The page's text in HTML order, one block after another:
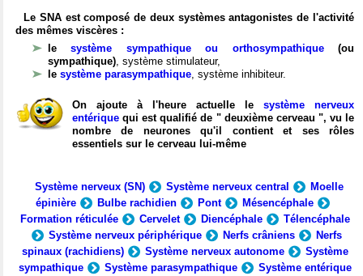
Le SNA est composé de deux systèmes antagonistes de l'activité
des mêmes viscères :
lesystème sympathique ou orthosympathique(ou
sympathique), système stimulateur,
le système parasympathique, système inhibiteur.
On ajoute à l'heure actuelle le système nerveux
entérique qui est qualifié de " deuxième cerveau ", vu le
nombre de neurones qu'il contient et ses rôles
essentiels sur le cerveau lui-même
Système nerveux (SN) Système nerveux central
Moelle
épinière
Bulbe rachidien Pont
Mésencéphale
Formation réticulée
Cervelet Diencéphale
Télencéphale
Système nerveux périphérique
Nerfs crâniens
Nerfs
spinaux (rachidiens)
Système nerveux autonome
Système
sympathique
Système parasympathique
Système entérique